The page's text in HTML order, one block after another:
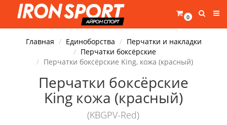
0
Главная Единоборства
Перчатки и накладки
Перчатки боксёрские
Перчатки боксёрские King, кожа (красный)
Перчатки боксёрские
King кожа (красный)
(KBGPV-Red)